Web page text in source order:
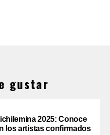
gustar
2025: Conoce
los artistas confirmados